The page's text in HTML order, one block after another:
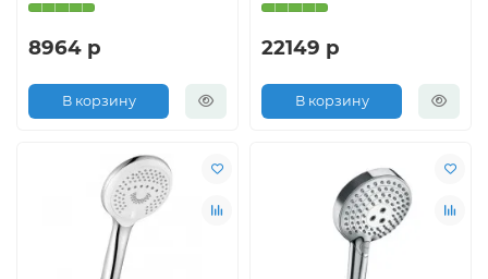
8964 р
В корзину
22149 р
В корзину